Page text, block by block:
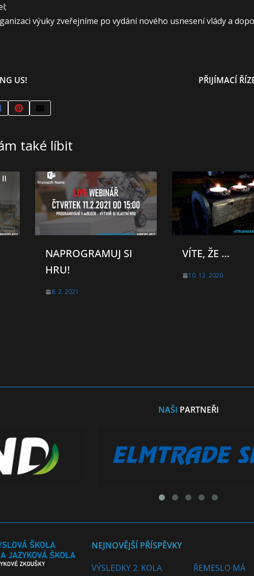
výuky zveřejníme po vydání nového usnesení vlády a
US! PŘIJÍMACÍ
také líbit
NAPROGRAMUJ SI
HRU!
8. 2. 2021
VÍTE, ŽE …
10. 12. 2020
NAŠI PARTNEŘI
NEJNOVĚJŠÍ PŘÍSPĚVKY
VÝSLEDKY 2. KOLA
ŘEMESLO MÁ